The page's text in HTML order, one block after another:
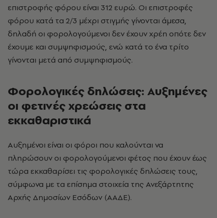
επιστροφής φόρου είναι 312 ευρώ. Οι επιστροφές
φόρου κατά τα 2/3 μέχρι στιγμής γίνονται άμεσα,
δηλαδή οι φορολογούμενοι δεν έχουν χρέη οπότε δεν
έχουμε και συμψηφισμούς, ενώ κατά το ένα τρίτο
γίνονται μετά από συμψηφισμούς.
Φορολογικές δηλώσεις: Αυξημένες
οι φετινές χρεώσεις στα
εκκαθαριστικά
Αυξημένοι είναι οι φόροι που καλούνται να
πληρώσουν οι φορολογούμενοι φέτος που έχουν έως
τώρα εκκαθαρίσει τις φορολογικές δηλώσεις τους,
σύμφωνα με τα επίσημα στοιχεία της Ανεξάρτητης
Αρχής Δημοσίων Εσόδων (ΑΑΔΕ).